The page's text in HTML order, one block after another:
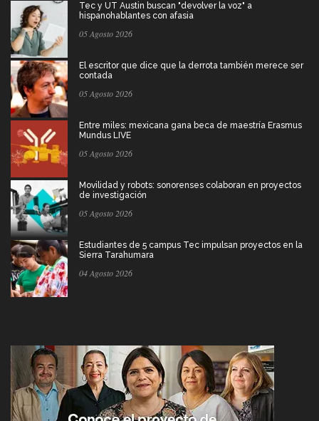
Tec y UT Austin buscan "devolver la voz" a
hispanohablantes con afasia
05 Agosto 2026
El escritor que dice que la derrota también merece ser
contada
05 Agosto 2026
Entre miles: mexicana gana beca de maestría Erasmus
Mundus LIVE
05 Agosto 2026
Movilidad y robots: sonorenses colaboran en proyectos
de investigación
05 Agosto 2026
Estudiantes de 5 campus Tec impulsan proyectos en la
Sierra Tarahumara
04 Agosto 2026